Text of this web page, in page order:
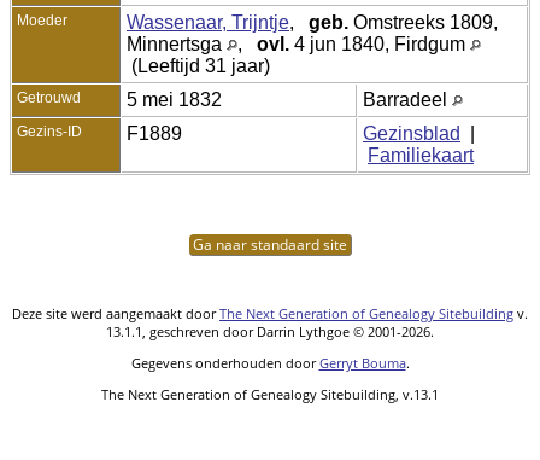
Moeder Wassenaar, Trijntje, geb. Omstreeks 1809,
Minnertsga
, ovl. 4 jun 1840, Firdgum
(Leeftijd 31 jaar)
Getrouwd 5 mei 1832 Barradeel
Gezins-ID F1889 Gezinsblad
Familiekaart
Ga naar standaard site
Deze site werd aangemaakt doorThe Next Generation of Genealogy Sitebuilding v.
13.1.1, geschreven door Darrin Lythgoe © 2001-2026.
Gegevens onderhouden doorGerryt Bouma.
The Next Generation of Genealogy Sitebuilding, v.13.1